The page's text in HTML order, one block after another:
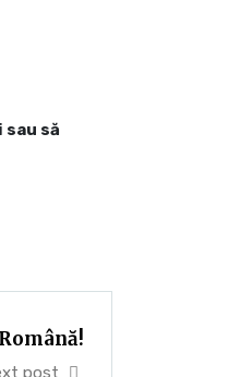
să
post